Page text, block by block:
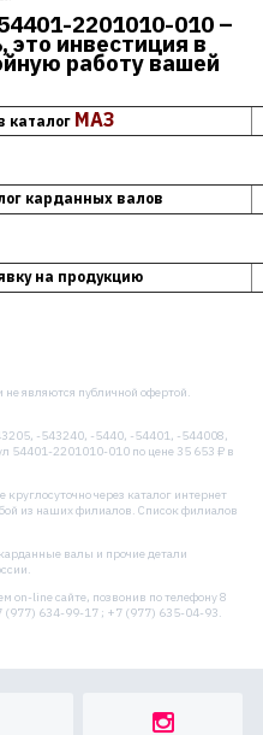
2201010-010 –
это инвестиция в
работу вашей
каталог МАЗ
карданных валов
на продукцию
являются публичной офертой.
-543240, -5440, -54401, -544008,
54401-2201010-010 по цене 35 653 ₽ в
через каталог интернет
из наших филиалов. Список филиалов
валы и прочие детали
on-line сайте, позвонив по телефону 8
(977) 634-99-17 ; +7 (977) 635-04-93.